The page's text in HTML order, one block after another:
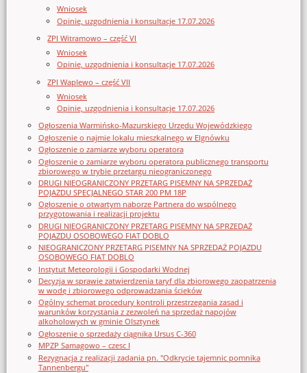
Wniosek
Opinie, uzgodnienia i konsultacje 17.07.2026
ZPI Witramowo – część VI
Wniosek
Opinie, uzgodnienia i konsultacje 17.07.2026
ZPI Waplewo – część VII
Wniosek
Opinie, uzgodnienia i konsultacje 17.07.2026
Ogłoszenia Warmińsko-Mazurskiego Urzędu Wojewódzkiego
Ogłoszenie o najmie lokalu mieszkalnego w Elgnówku
Ogłoszenie o zamiarze wyboru operatora
Ogłoszenie o zamiarze wyboru operatora publicznego transportu
zbiorowego w trybie przetargu nieograniczonego
DRUGI NIEOGRANICZONY PRZETARG PISEMNY NA SPRZEDAŻ
POJAZDU SPECJALNEGO STAR 200 PM 18P
Ogłoszenie o otwartym naborze Partnera do wspólnego
przygotowania i realizacji projektu
DRUGI NIEOGRANICZONY PRZETARG PISEMNY NA SPRZEDAŻ
POJAZDU OSOBOWEGO FIAT DOBLO
NIEOGRANICZONY PRZETARG PISEMNY NA SPRZEDAŻ POJAZDU
OSOBOWEGO FIAT DOBLO
Instytut Meteorologii i Gospodarki Wodnej
Decyzja w sprawie zatwierdzenia taryf dla zbiorowego zaopatrzenia
w wodę i zbiorowego odprowadzania ścieków
Ogólny schemat procedury kontroli przestrzegania zasad i
warunków korzystania z zezwoleń na sprzedaż napojów
alkoholowych w gminie Olsztynek
Ogłoszenie o sprzedaży ciągnika Ursus C-360
MPZP Samagowo – czesc I
Rezygnacja z realizacji zadania pn. "Odkrycie tajemnic pomnika
Tannenbergu"